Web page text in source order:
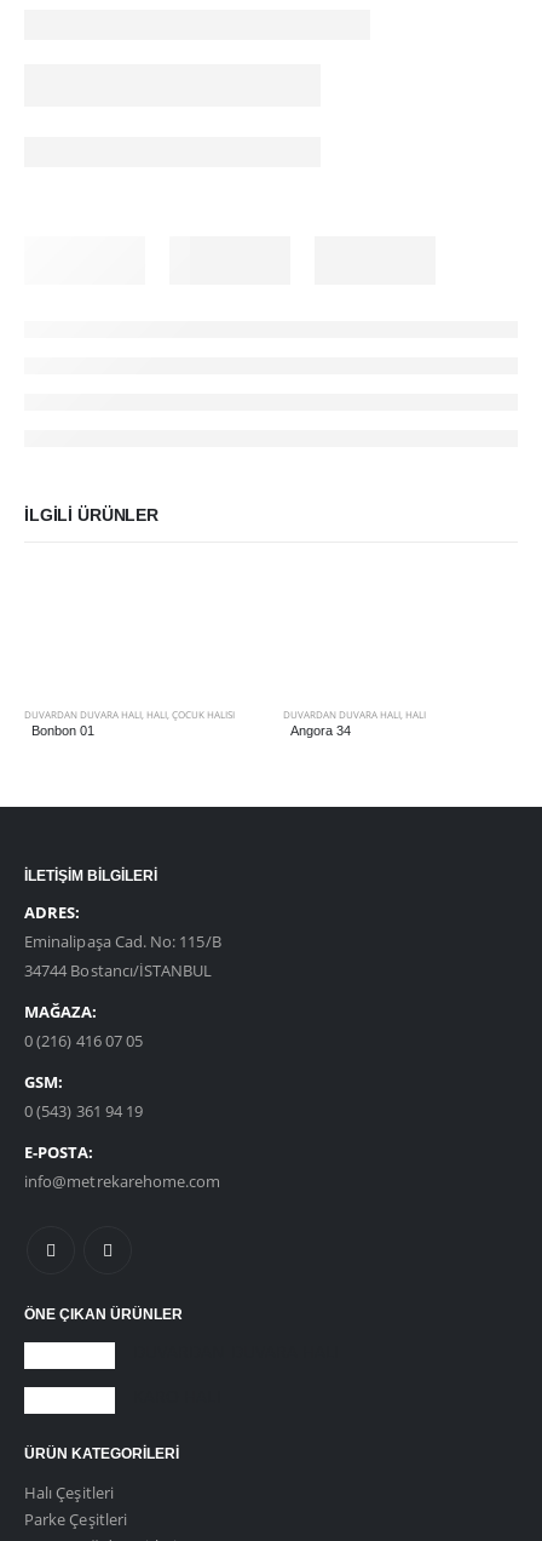
İLGILI ÜRÜNLER
DUVARDAN DUVARA HALI, HALI, ÇOCUK HALISI
Bonbon 01
DUVARDAN DUVARA HALI, HALI
Angora 34
İLETİŞİM BİLGİLERİ
ADRES:
Eminalipaşa Cad. No: 115/B
34744 Bostancı/İSTANBUL
MAĞAZA:
0 (216) 416 07 05
GSM:
0 (543) 361 94 19
E-POSTA:
info@metrekarehome.com
ÖNE ÇIKAN ÜRÜNLER
ÜRÜN KATEGORILERI
Halı Çeşitleri
Parke Çeşitleri